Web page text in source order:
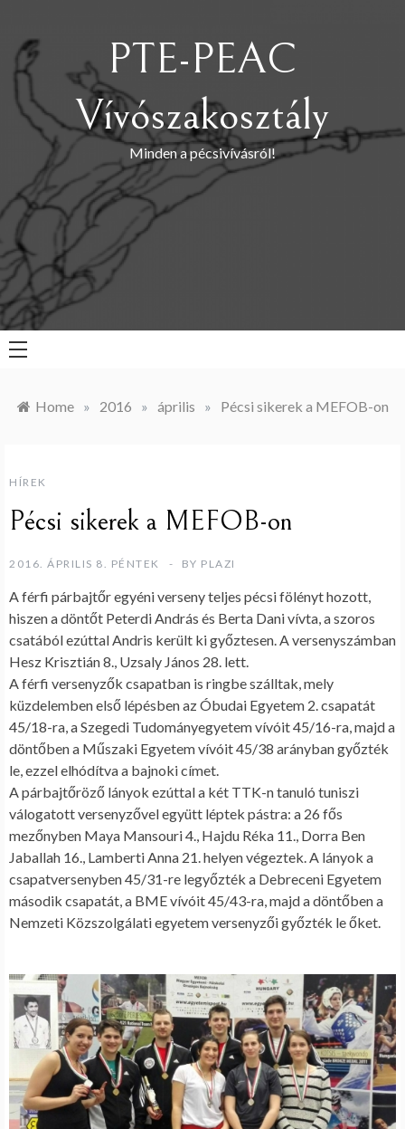
content
PTE-PEAC
Vívószakosztály
Minden a pécsivívásról!
Home » 2016 » április » Pécsi sikerek a MEFOB-on
HÍREK
Pécsi sikerek a MEFOB-on
2016. ÁPRILIS 8. PÉNTEK BY PLAZI
A férfi párbajtőr egyéni verseny teljes pécsi fölényt hozott,
hiszen a döntőt Peterdi András és Berta Dani vívta, a szoros
csatából ezúttal Andris került ki győztesen. A versenyszámban
Hesz Krisztián 8., Uzsaly János 28. lett.
A férfi versenyzők csapatban is ringbe szálltak, mely
küzdelemben első lépésben az Óbudai Egyetem 2. csapatát
45/18-ra, a Szegedi Tudományegyetem vívóit 45/16-ra, majd a
döntőben a Műszaki Egyetem vívóit 45/38 arányban győzték
le, ezzel elhódítva a bajnoki címet.
A párbajtőröző lányok ezúttal a két TTK-n tanuló tuniszi
válogatott versenyzővel együtt léptek pástra: a 26 fős
mezőnyben Maya Mansouri 4., Hajdu Réka 11., Dorra Ben
Jaballah 16., Lamberti Anna 21. helyen végeztek. A lányok a
csapatversenyben 45/31-re legyőzték a Debreceni Egyetem
második csapatát, a BME vívóit 45/43-ra, majd a döntőben a
Nemzeti Közszolgálati egyetem versenyzői győzték le őket.